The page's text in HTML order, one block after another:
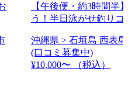
【午後便・約3時間半
う！半日泳がせ釣りコ
沖縄県 > 石垣島 西表
(口コミ募集中)
¥10,000〜
（税込）